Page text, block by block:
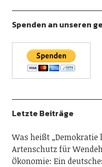
Spenden an unseren
Letzte Beiträge
Was heißt „Demokratie
Artenschutz für
Ökonomie: Ein